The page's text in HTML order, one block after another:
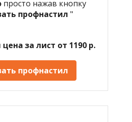
просто нажав кнопку
профнастил "
за лист от 1190 р.
профнастил